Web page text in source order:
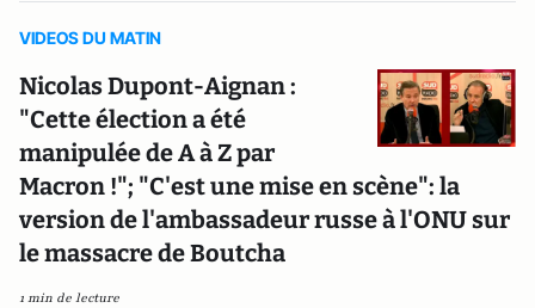
VIDEOS DU MATIN
Nicolas Dupont-Aignan :
"Cette élection a été
manipulée de A à Z par
Macron !"; "C'est une mise en scène": la
version de l'ambassadeur russe à l'ONU sur
le massacre de Boutcha
1 min de lecture